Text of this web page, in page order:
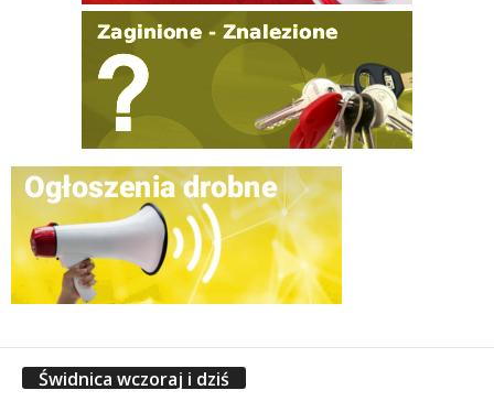
Świdnica wczoraj i dziś